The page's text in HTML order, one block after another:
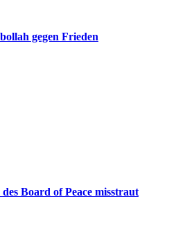
gegen Frieden
Board of Peace misstraut